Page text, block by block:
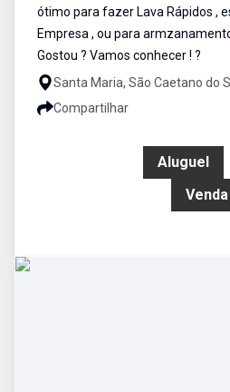
ótimo para fazer Lava Rápidos ,
Empresa , ou para
Gostou ? Vamos conhecer ! ?
Santa Maria, São Caetano do
Compartilhar
Aluguel
Venda